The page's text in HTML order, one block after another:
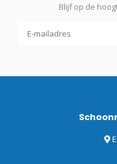
Blijf op de